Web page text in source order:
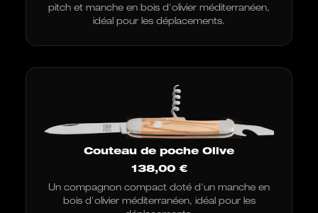
pitch et manche en bois d'olivier méditerranéen,
idéal pour les déplacements.
Couteau de poche Olive
138,00 €
Un compagnon compact doté d'un manche en
bois d'olivier méditerranéen, idéal pour les